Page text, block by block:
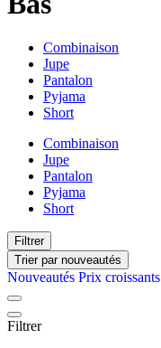
Combinaison
Jupe
Pantalon
Pyjama
Short
Combinaison
Jupe
Pantalon
Pyjama
Short
Filtrer
Trier par nouveautés
Nouveautés Prix croissants
Filtrer